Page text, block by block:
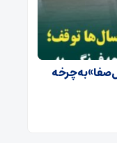
صفا» به چرخه